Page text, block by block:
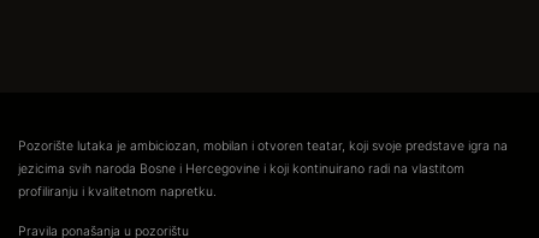
Pozorište lutaka je ambiciozan, mobilan i otvoren teatar, koji svoje predstave igra na
jezicima svih naroda Bosne i Hercegovine i koji kontinuirano radi na vlastitom
profiliranju i kvalitetnom napretku.
Pravila ponašanja u pozorištu